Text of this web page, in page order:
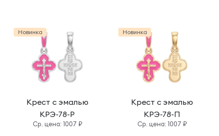
Новинка
Крест с эмалью
КРЭ-78-Р
Cр. цена: 1007 ₽
Новинка
Крест с эмалью
КРЭ-78-П
Cр. цена: 1007 ₽